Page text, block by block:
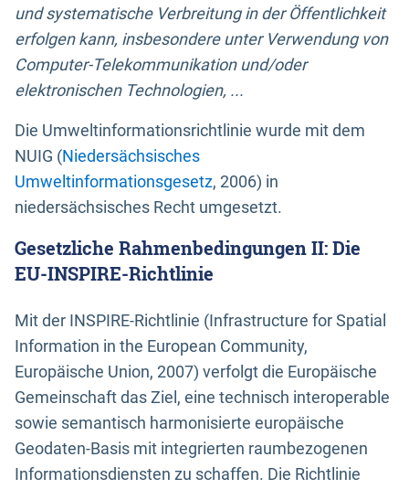
und systematische Verbreitung in der Öffentlichkeit
erfolgen kann, insbesondere unter Verwendung von
Computer-Telekommunikation und/oder
elektronischen Technologien, ...
Die Umweltinformationsrichtlinie wurde mit dem
NUIG (Niedersächsisches
Umweltinformationsgesetz, 2006) in
niedersächsisches Recht umgesetzt.
Gesetzliche Rahmenbedingungen II: Die
EU-INSPIRE-Richtlinie
Mit der INSPIRE-Richtlinie (Infrastructure for Spatial
Information in the European Community,
Europäische Union, 2007) verfolgt die Europäische
Gemeinschaft das Ziel, eine technisch interoperable
sowie semantisch harmonisierte europäische
Geodaten-Basis mit integrierten raumbezogenen
Informationsdiensten zu schaffen. Die Richtlinie